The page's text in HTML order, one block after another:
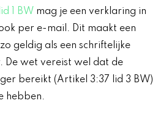
1 BW mag je een verklaring in
per e-mail. Dit maakt een
geldig als een schriftelijke
wet vereist wel dat de
bereikt (Artikel 3:37 lid 3 BW)
hebben.